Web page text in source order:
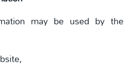
may be used by the